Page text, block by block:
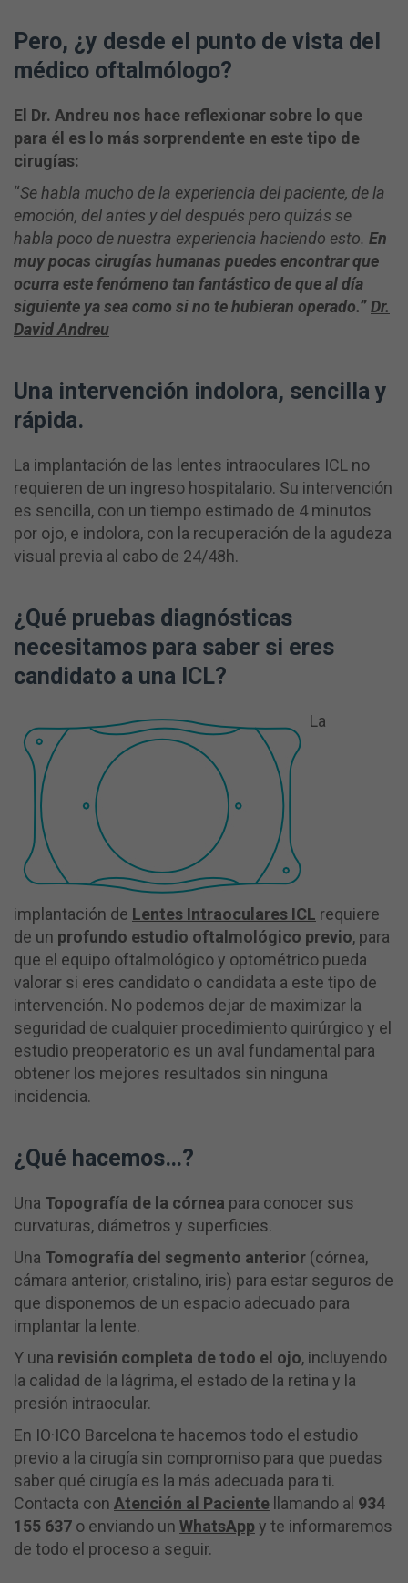
Pero, ¿y desde el punto de vista del
médico oftalmólogo?
El Dr. Andreu nos hace reflexionar sobre lo que
para él es lo más sorprendente en este tipo de
cirugías:
“Se habla mucho de la experiencia del paciente, de la
emoción, del antes y del después pero quizás se
habla poco de nuestra experiencia haciendo esto. En
muy pocas cirugías humanas puedes encontrar que
ocurra este fenómeno tan fantástico de que al día
siguiente ya sea como si no te hubieran operado.”Dr.
David Andreu
Una intervención indolora, sencilla y
rápida.
La implantación de las lentes intraoculares ICL no
requieren de un ingreso hospitalario. Su intervención
es sencilla, con un tiempo estimado de 4 minutos
por ojo, e indolora, con la recuperación de la agudeza
visual previa al cabo de 24/48h.
¿Qué pruebas diagnósticas
necesitamos para saber si eres
candidato a una ICL?
La
implantación de Lentes Intraoculares ICL requiere
de un profundo estudio oftalmológico previo, para
que el equipo oftalmológico y optométrico pueda
valorar si eres candidato o candidata a este tipo de
intervención. No podemos dejar de maximizar la
seguridad de cualquier procedimiento quirúrgico y el
estudio preoperatorio es un aval fundamental para
obtener los mejores resultados sin ninguna
incidencia.
¿Qué hacemos…?
Una Topografía de la córnea para conocer sus
curvaturas, diámetros y superficies.
Una Tomografía del segmento anterior (córnea,
cámara anterior, cristalino, iris) para estar seguros de
que disponemos de un espacio adecuado para
implantar la lente.
Y una revisión completa de todo el ojo, incluyendo
la calidad de la lágrima, el estado de la retina y la
presión intraocular.
En IO·ICO Barcelona te hacemos todo el estudio
previo a la cirugía sin compromiso para que puedas
saber qué cirugía es la más adecuada para ti.
Contacta con Atención al Paciente llamando al 934
155 637 o enviando un WhatsAppy te informaremos
de todo el proceso a seguir.